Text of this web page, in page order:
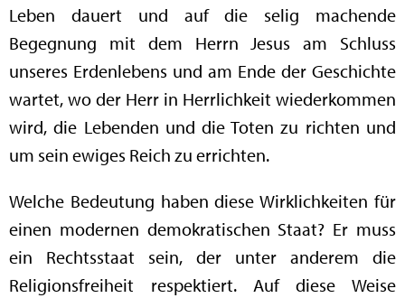
Leben dauert und auf die selig machende
Begegnung mit dem Herrn Jesus am Schluss
unseres Erdenlebens und am Ende der Geschichte
wartet, wo der Herr in Herrlichkeit wiederkommen
wird, die Lebenden und die Toten zu richten und
um sein ewiges Reich zu errichten.
Welche Bedeutung haben diese Wirklichkeiten für
einen modernen demokratischen Staat? Er muss
ein Rechtsstaat sein, der unter anderem die
Religionsfreiheit respektiert. Auf diese Weise